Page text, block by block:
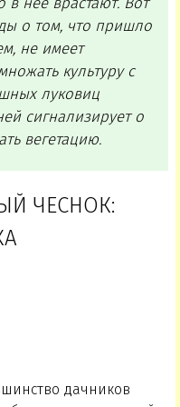
о том, что пришло
не имеет
культуру с
луковиц
сигнализирует о
вегетацию.
ЧЕСНОК:
дачников